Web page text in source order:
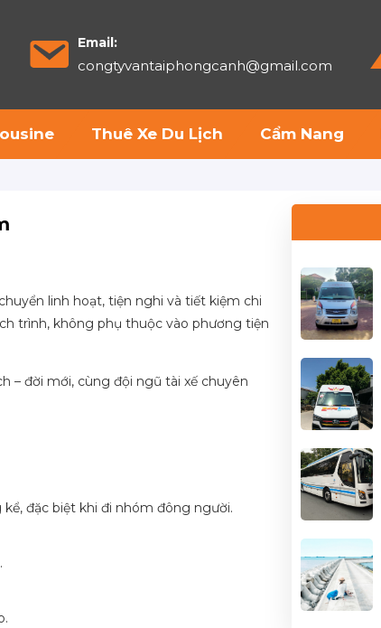
Email:
congtyvantaiphongcanh@gmail.com
Thuê Xe Du Lịch Cẩm Nang
linh hoạt, tiện nghi và tiết kiệm chi
trình, không phụ thuộc vào phương tiện
– đời mới, cùng đội ngũ tài xế chuyên
đặc biệt khi đi nhóm đông người.